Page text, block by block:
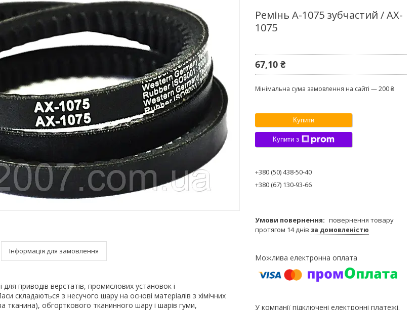
Інформація для замовлення
для приводів верстатів, промислових установок і
складаються з несучого шару на основі матеріалів з хімічних
обгорткового тканинного шару і шарів гуми,
Ремінь А-1075 зубчастий / AX-
1075
67,10 ₴
Мінімальна сума замовлення на сайті — 200 ₴
Купити
Купити з
+380 (50) 438-50-40
+380 (67) 130-93-66
повернення товару
протягом 14 днів за домовленістю
У компанії підключені електронні платежі.